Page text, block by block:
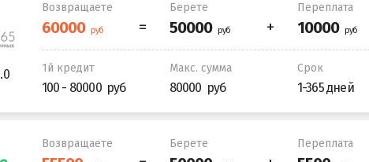
Возвращаете Берете Переплата
1й кредит
100 - 80000
Макс. сумма
80000
Срок
1-365 дней
Возвращаете Берете Переплата